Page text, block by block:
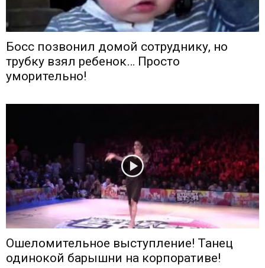
Босс позвонил домой сотруднику, но
трубку взял ребенок… Просто
уморительно!
Ошеломительное выступление! Танец
одинокой барышни на корпоративе!